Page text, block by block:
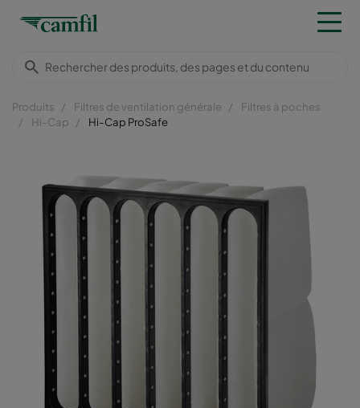
Produits Filtres de ventilation générale
Filtres à poches
Hi-Cap
Hi-Cap ProSafe